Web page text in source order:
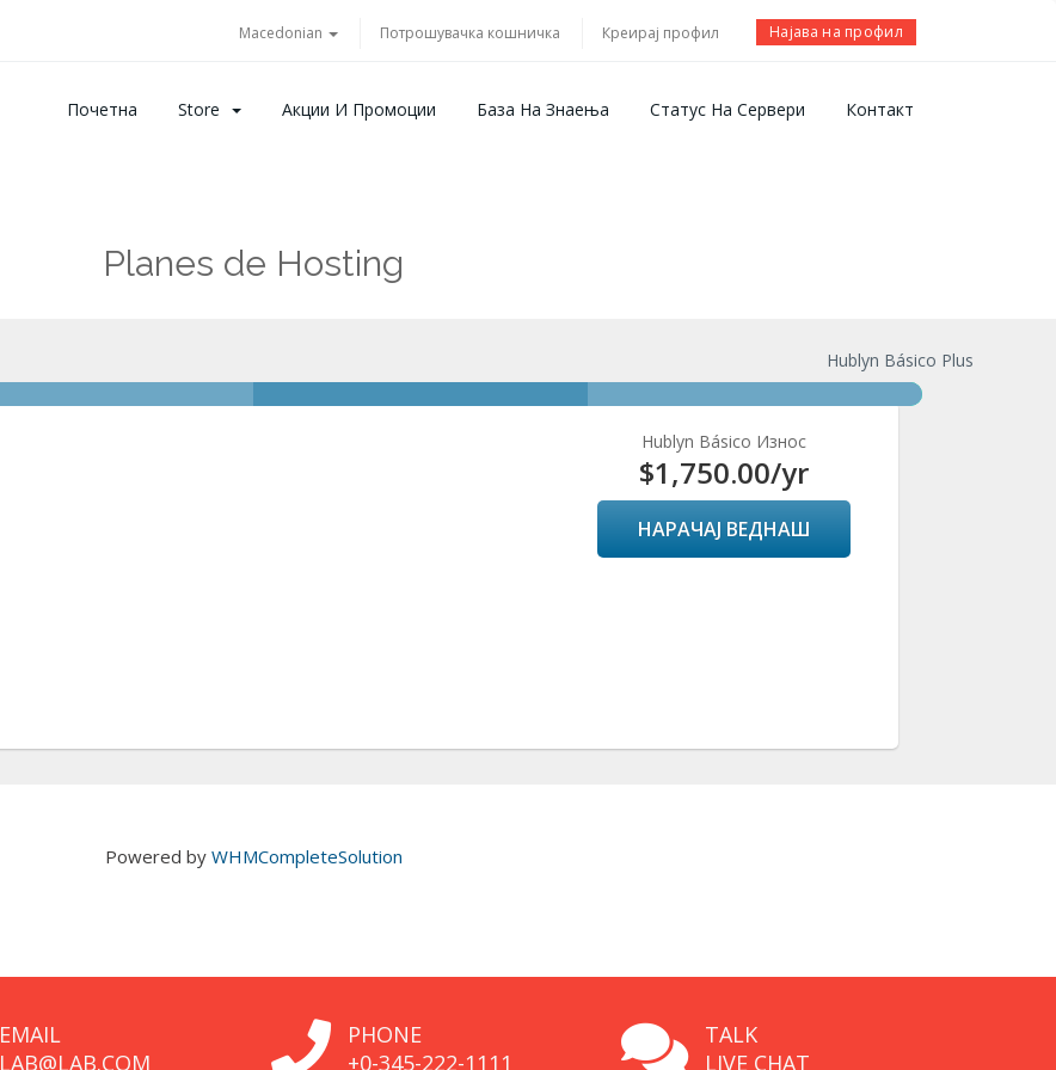
Macedonian Потрошувачка кошничка Креирај профил Најава на профил
Почетна Store Акции И Промоции База На Знаења Статус На Сервери Контакт
Planes de Hosting
Hublyn Básico Plus
Hublyn Básico Износ
$1,750.00/yr
НАРАЧАЈ ВЕДНАШ
Powered by WHMCompleteSolution
EMAIL
LAB@LAB.COM
PHONE
+0-345-222-1111
TALK
LIVE CHAT